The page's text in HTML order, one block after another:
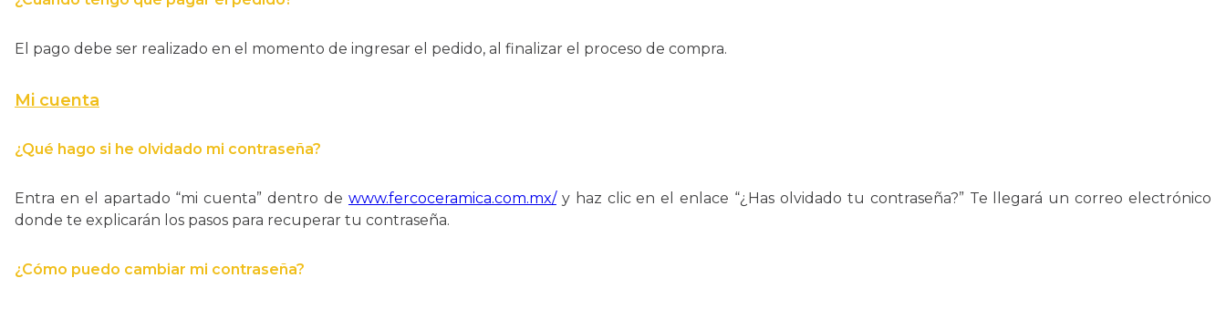
El pago debe ser realizado en el momento de ingresar el pedido, al finalizar el proceso de compra.
Mi cuenta
¿Qué hago si he olvidado mi contraseña?
Entra en el apartado “mi cuenta” dentro de www.fercoceramica.com.mx/y haz clic en el enlace “¿Has olvidado tu contraseña?” Te llegará un correo electrónico
donde te explicarán los pasos para recuperar tu contraseña.
¿Cómo puedo cambiar mi contraseña?